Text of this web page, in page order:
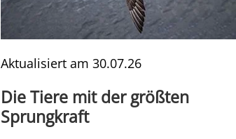
Aktualisiert am 30.07.26
Die Tiere mit der größten
Sprungkraft